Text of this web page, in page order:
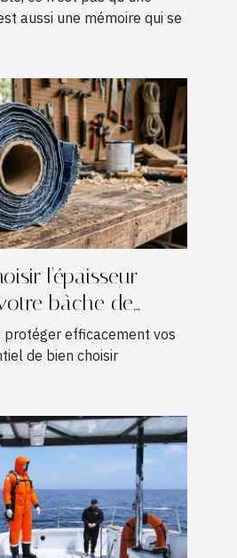
aussi une mémoire qui se
l'épaisseur
bâche de
protéger efficacement vos
de bien choisir